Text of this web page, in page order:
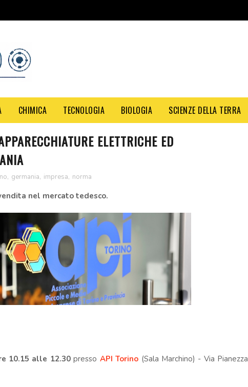
CHIMICA TECNOLOGIA BIOLOGIA SCIENZE DELLA TERRA
ELETTRICHE ED
, germania, impresa, norma
nel mercato tedesco.
10.15 alle 12.30presso API Torino (Sala Marchino) - Via Pianezza